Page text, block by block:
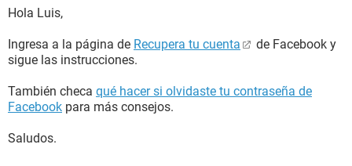
Hola Luis,
Ingresa a la página de Recupera tu cuenta
de Facebook y
sigue las instrucciones.
También checa qué hacer si olvidaste tu contraseña de
Facebook para más consejos.
Saludos.